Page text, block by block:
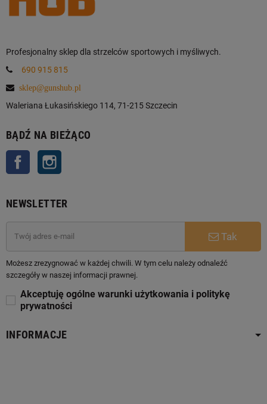
Profesjonalny sklep dla strzelców sportowych i myśliwych.
690 915 815
sklep@gunshub.pl
Waleriana Łukasińskiego 114, 71-215 Szczecin
BĄDŹ NA BIEŻĄCO
Facebook
NEWSLETTER
Tak
Możesz zrezygnować w każdej chwili. W tym celu należy odnaleźć
szczegóły w naszej informacji prawnej.
Akceptuję ogólne warunki użytkowania i politykę
prywatności
INFORMACJE